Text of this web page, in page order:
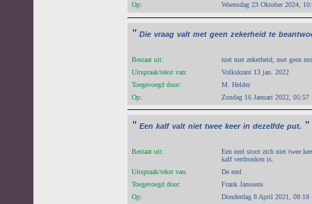
Op:
Woensdag 23 Oktober 2024,
" Die vraag valt met geen zekerheid te
Bestaat uit:
niet met zekerheid, met geen
Uitspraak/tekst van:
Volkskrant 13 jan. 2022
Toegevoegd door:
M. Helder
Op:
Zondag 16 Januari 2022, 05:57
" Een kalf valt niet twee keer in dezelfde put. "
Bestaat uit:
Een ezel stoot zich niet twee
kalf verdronken is.
Uitspraak/tekst van:
De ezel
Toegevoegd door:
Frank Janssens
Op:
Donderdag 8 April 2021, 08:18